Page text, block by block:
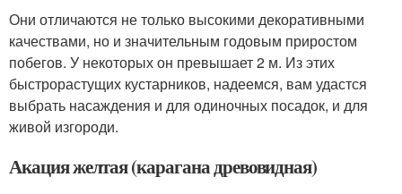
Они отличаются не только высокими декоративными
качествами, но и значительным годовым приростом
побегов. У некоторых он превышает 2 м. Из этих
быстрорастущих кустарников, надеемся, вам удастся
выбрать насаждения и для одиночных посадок, и для
живой изгороди.
Акация желтая (карагана древовидная)